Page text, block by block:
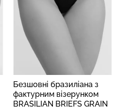
Безшовні бразиліана з
фактурним візерунком
BRASILIAN BRIEFS GRAIN
Топ на бретелях в рубчик
CAMI TOP RIB white (білий)
Giulia
299 грн.